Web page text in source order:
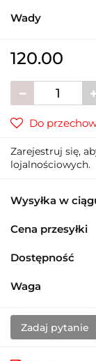
Wady
120.00
Do
Zarejestruj się,
lojalnościowych.
Wysyłka w
Cena przesyłki
Dostępność
Waga
Zadaj pytanie